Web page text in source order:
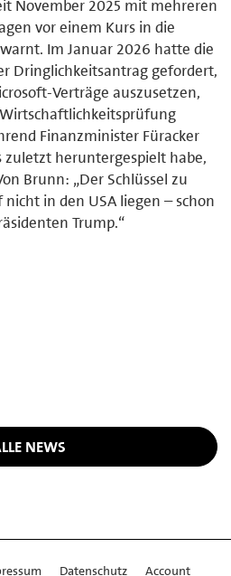
November 2025 mit mehreren
vor einem Kurs in die
Im Januar 2026 hatte die
Dringlichkeitsantrag gefordert,
Verträge auszusetzen,
Finanzminister Füracker
zuletzt heruntergespielt habe,
Brunn: „Der Schlüssel zu
in den USA liegen – schon
Trump.“
NEWS
Datenschutz Account